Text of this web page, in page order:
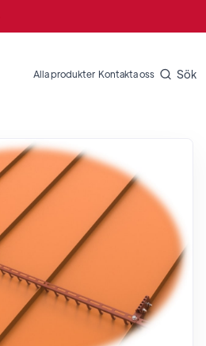
Alla produkter Kontakta oss Sök